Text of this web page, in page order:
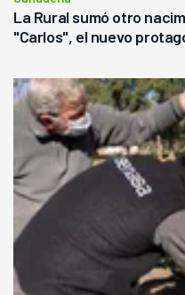
La Rural sumó otro
"Carlos", el nuevo